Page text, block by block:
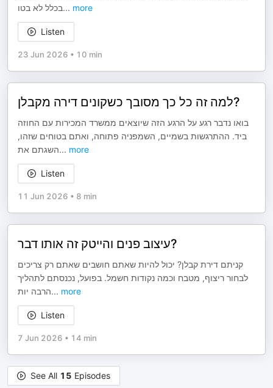
בכלל לא בטו... more
Listen
23 Jun 2026 • 10 min
למה זה כל כך מסובך כשקונים דירה מקבלן?
בואו נדבר רגע על הרגע הזה שיוצאים ממשרד המכירות עם החוזה
ביד. ההתרגשות בשמיים, השמפניה פתוחה, ואתם בטוחים שזהו,
השגתם את... more
Listen
11 Jun 2026 • 8 min
עיצוב פנים והייטק זה אותו דבר?
קניתם דירת קבלן? יכול להיות שאתם חושבים שאתם רק צריכים
לבחור ריצוף, מטבח וכמה נקודות חשמל. בפועל, נכנסתם לתהליך
הרבה יות... more
Listen
7 Jun 2026 • 14 min
See All 15 Episodes